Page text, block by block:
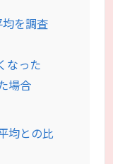
を調査
なった
場合
均との比